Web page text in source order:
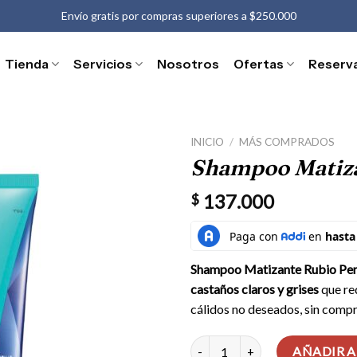
Envío gratis por compras superiores a $250.000
Tienda Servicios Nosotros Ofertas
INICIO / MÁS COMPRADOS
Shampoo
$ 137.000
Shampoo Matizante Rubio
castaños claros y grisesque
cálidos no deseados, sin
Shampoo Matizante Rubio
AÑADIR